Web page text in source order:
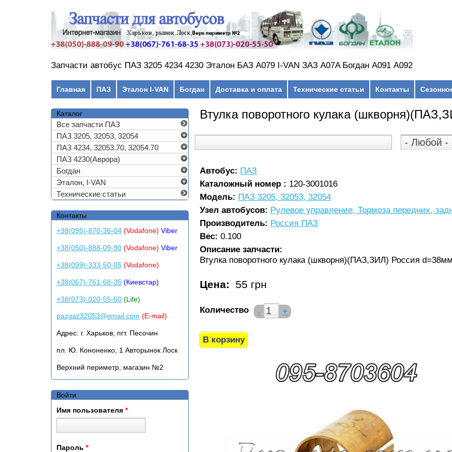
Запчасти автобус ПАЗ 3205 4234 4230 Эталон БАЗ А079 I-VAN ЗАЗ A07A Богдан А091 А092
Главная ПАЗ Эталон I-VAN Богдан Доставка и оплата Технические статьи Контакты
Втулка поворотного кулака
Автобус: ПАЗ
Каталожный номер : 120-3001016
Модель: ПАЗ 3205, 32053, 32054
Узел автобусов: Рулевое управление, Тормоза передних,
Производитель: Россия ПАЗ
Вес:0.100
Описание запчасти:
Втулка поворотного кулака (шкворня)(ПАЗ,ЗИЛ) Россия
Цена: 55 грн
Количество - +
Каталог
Все запчасти ПАЗ
ПАЗ 3205, 32053, 32054
ПАЗ 4234, 32053.70, 32054.70
ПАЗ 4230(Аврора)
Богдан
Эталон, I-VAN
Технические статьи
Контакты
+38(095)-870-36-04(Vodafone) Viber
+38(050)-888-09-90(Vodafone) Viber
+38(099)-333-50-05(Vodafone)
+38(067)-761-68-35(Киевстар)
+38(073)-020-55-50(Life)
pazgaz32053@gmail.com (E-mail)
Адрес: г. Харьков, пгт. Песочин
пл. Ю. Кононенко, 1 Авторынок Лоск
Верхний периметр, магазин №2
Войти
Имя пользователя *
Пароль *